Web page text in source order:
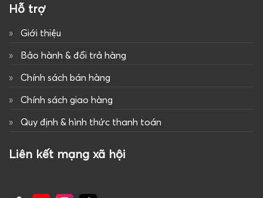
Hỗ trợ
Giới thiệu
Bảo hành & đổi trả hàng
Chính sách bán hàng
Chính sách giao hàng
Quy định & hình thức thanh toán
Liên kết mạng xã hội